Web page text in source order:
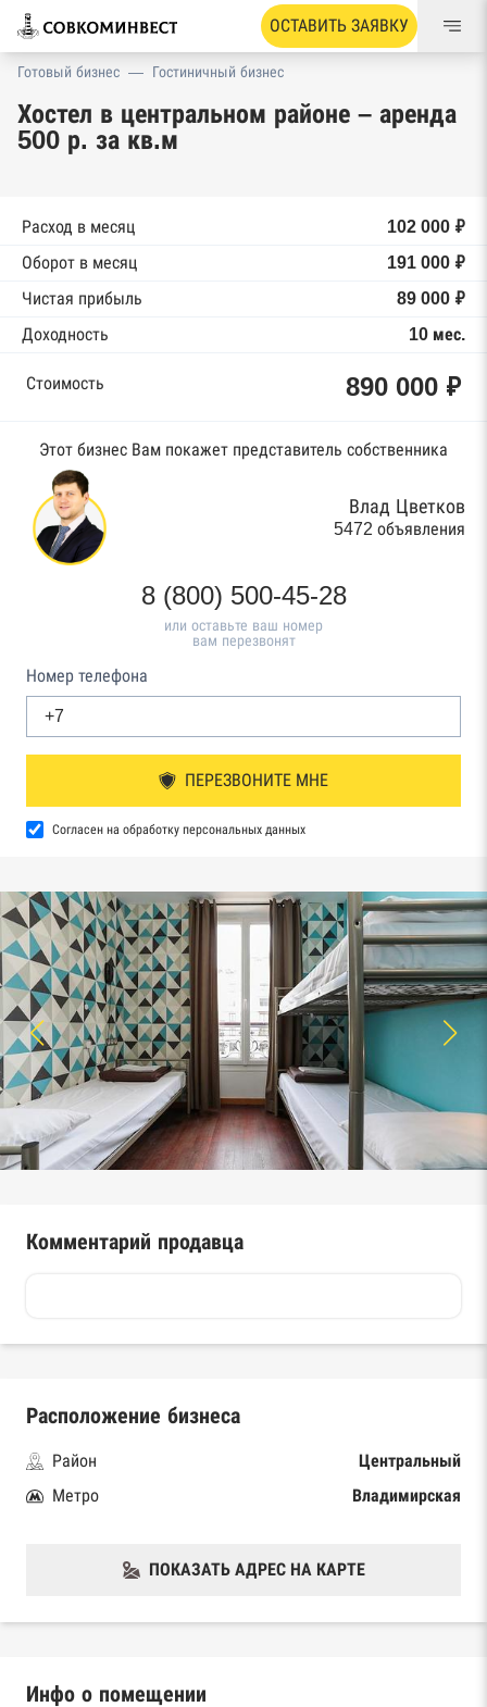
ОСТАВИТЬ ЗАЯВКУ
Готовый бизнес — Гостиничный бизнес
Хостел в центральном районе – аренда
500 р. за кв.м
Расход в месяц
102 000 ₽
Оборот в месяц
191 000 ₽
Чистая прибыль
89 000 ₽
Доходность
10 мес.
Стоимость 890 000 ₽
Этот бизнес Вам покажет представитель собственника
Влад Цветков
5472 объявления
8 (800) 500-45-28
или оставьте ваш номер
вам перезвонят
Номер телефона
ПЕРЕЗВОНИТЕ МНЕ
Согласен на обработку персональных данных
Комментарий продавца
Расположение бизнеса
Район
Центральный
Метро
Владимирская
ПОКАЗАТЬ АДРЕС НА КАРТЕ
Инфо о помещении